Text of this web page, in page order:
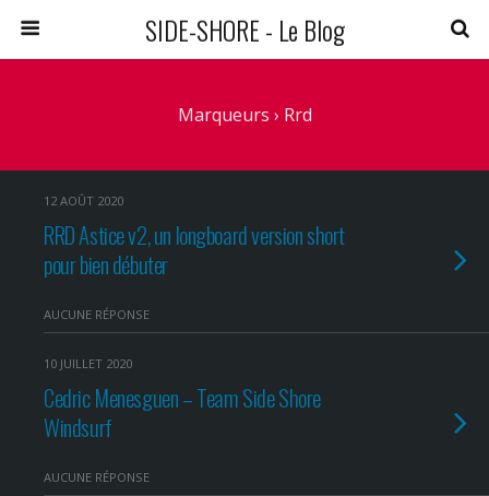
SIDE-SHORE - Le Blog
Marqueurs › Rrd
12 AOÛT 2020
RRD Astice v2, un longboard version short
pour bien débuter
AUCUNE RÉPONSE
10 JUILLET 2020
Cedric Menesguen – Team Side Shore
Windsurf
AUCUNE RÉPONSE